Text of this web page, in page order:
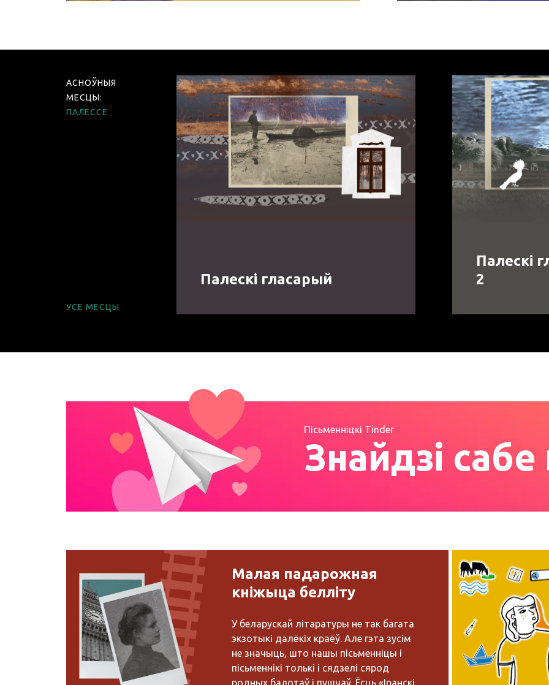
АСНОЎНЫЯ
МЕСЦЫ:
ПАЛЕССЕ
УСЕ МЕСЦЫ
Палескі гласарый
Палескі
2
Знайдзі сабе
Пісьменніцкі Tinder
Малая падарожная
кніжыца белліту
У беларускай літаратуры не так багата
экзотыкі далёкіх краёў. Але гэта зусім
не значыць, што нашы пісьменніцы і
пісьменнікі толькі і сядзелі сярод
родных балотаў і пушчаў. Ёсць «Іранскі